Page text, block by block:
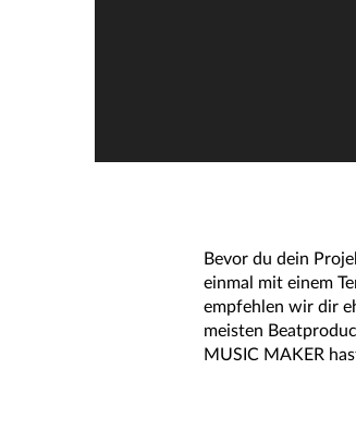
Bevor du dein
einmal mit einem
empfehlen wir dir
meisten
MUSIC MAKER